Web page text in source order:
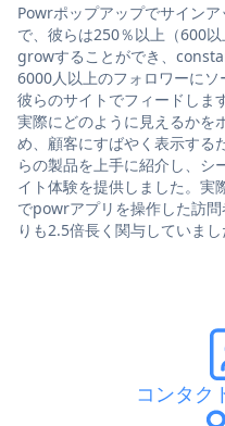
Powrポップアップでサイン
で、彼らは250％以上（600
growすることができ、
6000人以上のフォロワーに
彼らのサイトでフィードし
実際にどのように見えるか
め、顧客にすばやく表示する
らの製品を上手に紹介し、シ
イト体験を提供しました。
でpowrアプリを操作した訪
りも2.5倍長く関与していまし
コンタ